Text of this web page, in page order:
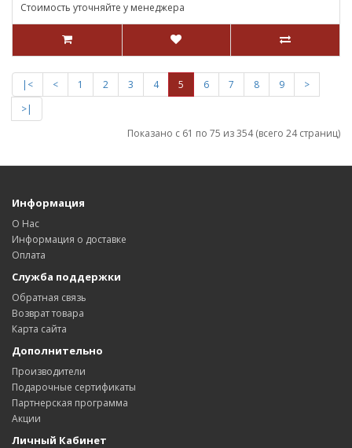
Стоимость уточняйте у менеджера
|< < 1 2 3 4 5 6 7 8 9
>
>|
Показано с 61 по 75 из 354 (всего 24 страниц)
Информация
О Нас
Информация о доставке
Оплата
Служба поддержки
Обратная связь
Возврат товара
Карта сайта
Дополнительно
Производители
Подарочные сертификаты
Партнерская программа
Акции
Личный Кабинет